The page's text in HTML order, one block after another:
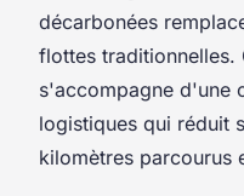
décarbonées
flottes traditionnelles.
s'accompagne d'une
logistiques qui réduit
kilomètres parcourus